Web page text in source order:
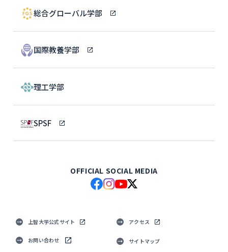
総合グローバル学部
国際教養学部
理工学部
SPSF
OFFICIAL SOCIAL MEDIA
上智大学公式サイト アクセス
お問い合わせ サイトマップ